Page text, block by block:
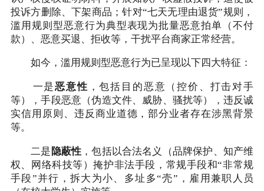
投诉方删除、下架商品；针对“七天无理由退货”规则，
滥用规则型恶意行为典型表现为批量恶意拍单（不付
款）、恶意买退、拒收等，干扰平台商家正常经营。
如今，滥用规则型恶意行为已呈现以下四大特征：
一是恶意性 ，包括目的恶意（控价、打击对手
等），手段恶意（伪造文件、威胁、骚扰等），违反诚
实信用原则、违反商业道德，部分业者存在涉黑背景
等。
二是 隐蔽性 ，包括以合法名义（品牌保护、知产维
权、网络科技等）掩护非法手段，常规手段和“非常规
手段”并行，拆大为小、多址多“壳”，雇用兼职人员